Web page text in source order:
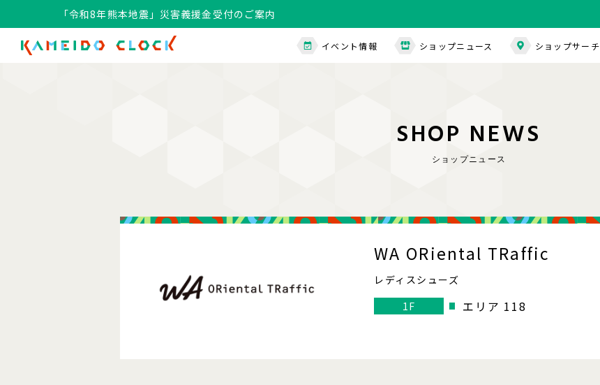
「令和8年熊本地震」災害義援金受付のご案内
イベント情報 ショップニュース ショップサーチ
SHOP NEWS
ショップニュース
WA ORiental TRaffic
レディスシューズ
1F
エリア 118